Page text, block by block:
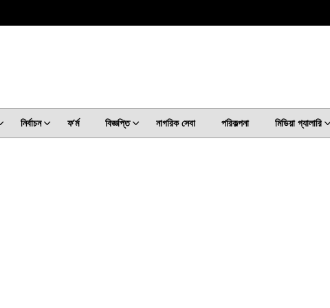
নির্বাচন ফ’ৰ্ম বিজ্ঞপ্তি নাগরিক সেবা পরিকল্পনা মিডিয়া গ্যালারি